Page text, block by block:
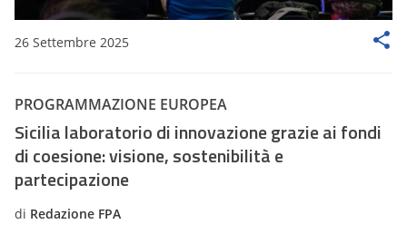
26 Settembre 2025
PROGRAMMAZIONE EUROPEA
Sicilia laboratorio di innovazione grazie ai fondi
di coesione: visione, sostenibilità e
partecipazione
di Redazione FPA